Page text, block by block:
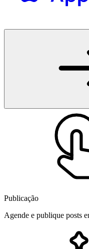
Publicação
Agende e publique posts